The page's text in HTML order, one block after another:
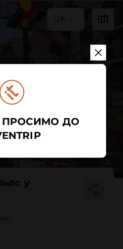
UK
у
ПРОСИМО ДО